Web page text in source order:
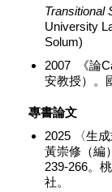
Transitional
University
Solum)
2007 《論
安教授）。
專書論文
2025 〈生
黃崇修（編
239-266。
社。